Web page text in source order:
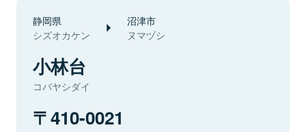
静岡県
シズオカケン
沼津市
ヌマヅシ
小林台
コバヤシダイ
410-0021